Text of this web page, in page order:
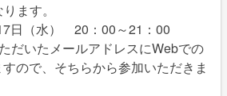
ます。
日（水） 20：00～21：00
いたメールアドレスにWebでの
ので、そちらから参加いただきま